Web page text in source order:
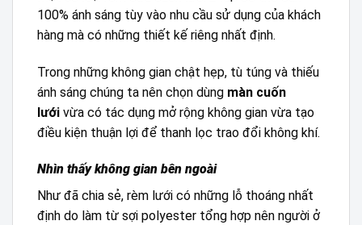
100% ánh sáng tùy vào nhu cầu sử dụng của khách
hàng mà có những thiết kế riêng nhất định.
Trong những không gian chật hẹp, tù túng và thiếu
ánh sáng chúng ta nên chọn dùng màn cuốn
lưới vừa có tác dụng mở rộng không gian vừa tạo
điều kiện thuận lợi để thanh lọc trao đổi không khí.
Nhìn thấy không gian bên ngoài
Như đã chia sẻ, rèm lưới có những lỗ thoáng nhất
định do làm từ sợi polyester tổng hợp nên người ở